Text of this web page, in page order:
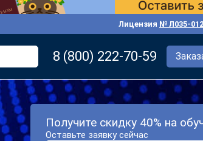
Лицензия № Л035-
8 (800) 222-70-59
Получите скидку 40% на
Оставьте заявку сейчас